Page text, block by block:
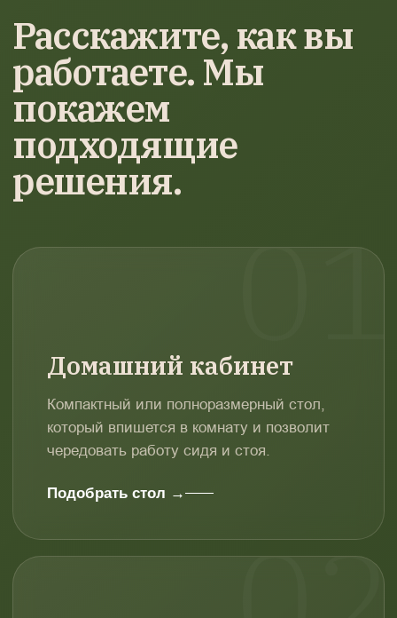
Расскажите, как вы
работаете. Мы
покажем
подходящие
решения.
Домашний кабинет
Компактный или полноразмерный стол,
который впишется в комнату и позволит
чередовать работу сидя и стоя.
Подобрать стол →